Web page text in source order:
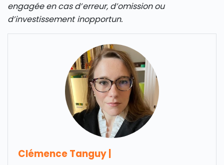
engagée en cas d’erreur, d’omission ou
d’investissement inopportun.
Clémence Tanguy